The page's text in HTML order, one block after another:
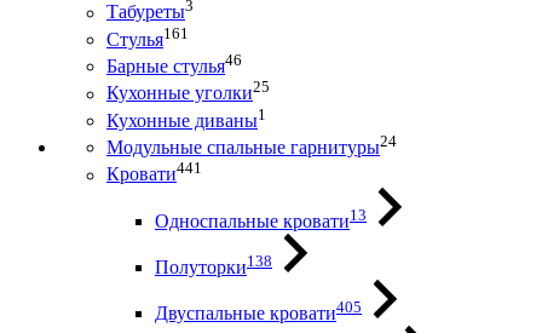
Табуреты3
Стулья161
Барные стулья46
Кухонные уголки25
Кухонные диваны1
Модульные спальные гарнитуры24
Кровати441
Односпальные кровати13
Полуторки138
Двуспальные кровати405